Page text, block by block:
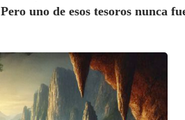
Pero uno de esos tesoros nunca